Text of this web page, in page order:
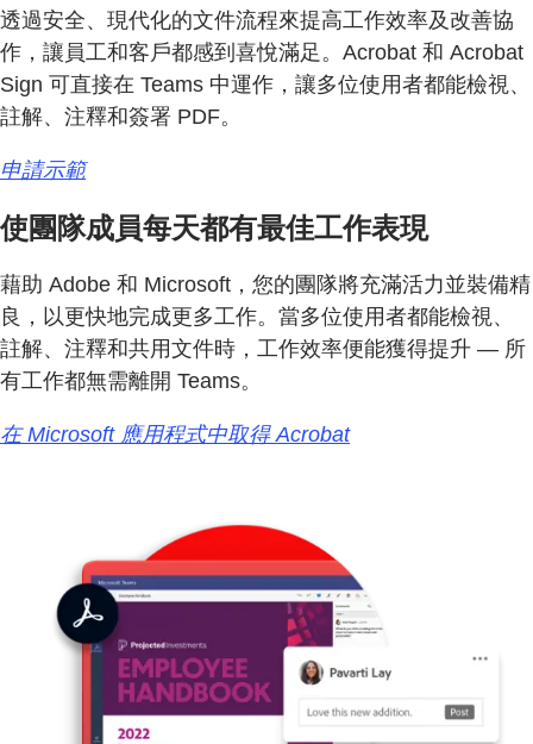
透過安全、現代化的文件流程來提高工作效率及改善協
作，讓員工和客戶都感到喜悅滿足。Acrobat 和 Acrobat
Sign 可直接在 Teams 中運作，讓多位使用者都能檢視、
註解、注釋和簽署 PDF。
申請示範
使團隊成員每天都有最佳工作表現
藉助 Adobe 和 Microsoft，您的團隊將充滿活力並裝備精
良，以更快地完成更多工作。當多位使用者都能檢視、
註解、注釋和共用文件時，工作效率便能獲得提升 — 所
有工作都無需離開 Teams。
在 Microsoft 應用程式中取得 Acrobat